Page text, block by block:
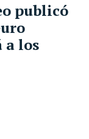
publicó
a los